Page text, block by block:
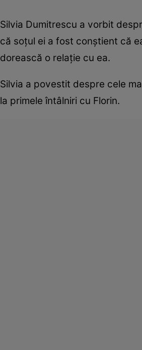
Silvia Dumitrescu a vorbit
că soțul ei a fost conștient că
dorească o relație cu ea.
Silvia a povestit despre cele
la primele întâlniri cu Florin.